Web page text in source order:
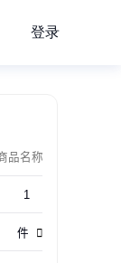
登录